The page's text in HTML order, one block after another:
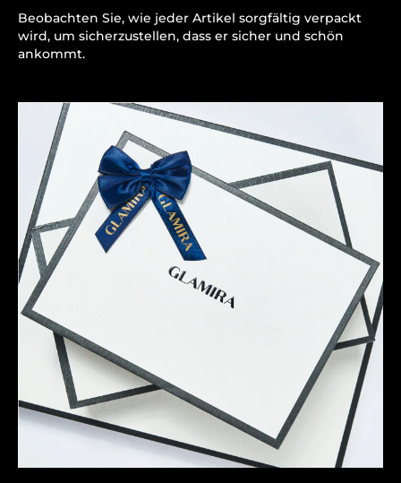
Beobachten Sie, wie jeder Artikel sorgfältig verpackt
wird, um sicherzustellen, dass er sicher und schön
ankommt.